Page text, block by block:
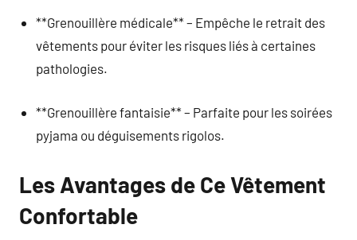
**Grenouillère médicale** – Empêche le retrait des
vêtements pour éviter les risques liés à certaines
pathologies.
**Grenouillère fantaisie** – Parfaite pour les soirées
pyjama ou déguisements rigolos.
Les Avantages de Ce Vêtement
Confortable